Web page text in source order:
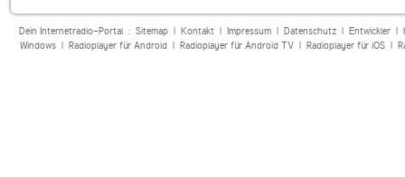
Dein Internetradio-Portal : Sitemap| Kontakt| Impressum| Datenschutz| Entwickler|
Windows| Radioplayer für Android| Radioplayer für Android TV| Radioplayer für iOS|